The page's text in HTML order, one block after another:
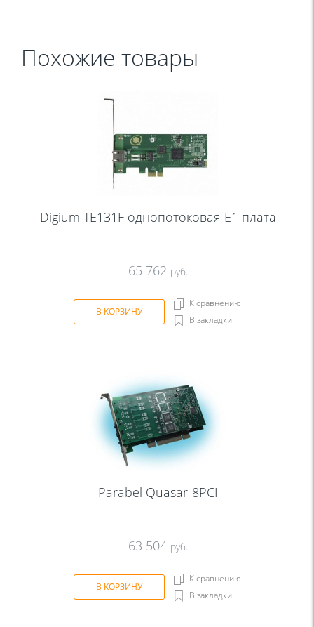
Похожие товары
Digium TE131F однопотоковая Е1 плата
65 762 руб.
В КОРЗИНУ
К сравнению
В закладки
Parabel Quasar-8PCI
63 504 руб.
В КОРЗИНУ
К сравнению
В закладки